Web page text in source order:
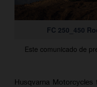
FC 250_450
Este comunicado de
Husqvarna